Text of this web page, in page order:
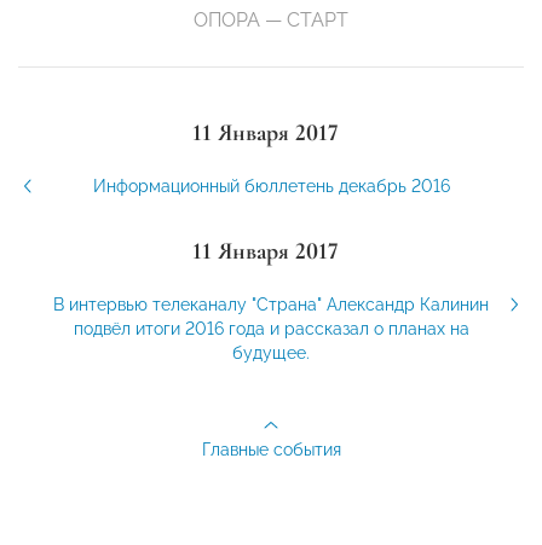
ОПОРА — СТАРТ
11 Января 2017
Информационный бюллетень декабрь 2016
11 Января 2017
В интервью телеканалу "Страна" Александр Калинин
подвёл итоги 2016 года и рассказал о планах на
будущее.
Главные события